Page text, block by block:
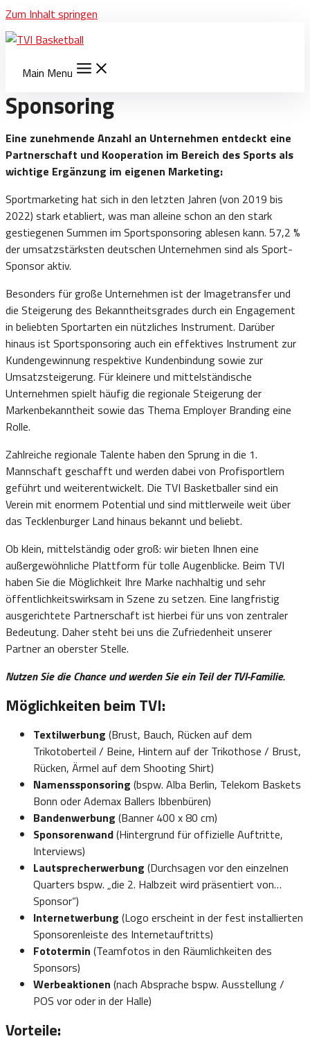
Zum Inhalt springen
Main Menu
Sponsoring
Eine zunehmende Anzahl an Unternehmen entdeckt eine
Partnerschaft und Kooperation im Bereich des Sports als
wichtige Ergänzung im eigenen Marketing:
Sportmarketing hat sich in den letzten Jahren (von 2019 bis
2022) stark etabliert, was man alleine schon an den stark
gestiegenen Summen im Sportsponsoring ablesen kann. 57,2 %
der umsatzstärksten deutschen Unternehmen sind als Sport-
Sponsor aktiv.
Besonders für große Unternehmen ist der Imagetransfer und
die Steigerung des Bekanntheitsgrades durch ein Engagement
in beliebten Sportarten ein nützliches Instrument. Darüber
hinaus ist Sportsponsoring auch ein effektives Instrument zur
Kundengewinnung respektive Kundenbindung sowie zur
Umsatzsteigerung. Für kleinere und mittelständische
Unternehmen spielt häufig die regionale Steigerung der
Markenbekanntheit sowie das Thema Employer Branding eine
Rolle.
Zahlreiche regionale Talente haben den Sprung in die 1.
Mannschaft geschafft und werden dabei von Profisportlern
geführt und weiterentwickelt. Die TVI Basketballer sind ein
Verein mit enormem Potential und sind mittlerweile weit über
das Tecklenburger Land hinaus bekannt und beliebt.
Ob klein, mittelständig oder groß: wir bieten Ihnen eine
außergewöhnliche Plattform für tolle Augenblicke. Beim TVI
haben Sie die Möglichkeit Ihre Marke nachhaltig und sehr
öffentlichkeitswirksam in Szene zu setzen. Eine langfristig
ausgerichtete Partnerschaft ist hierbei für uns von zentraler
Bedeutung. Daher steht bei uns die Zufriedenheit unserer
Partner an oberster Stelle.
Nutzen Sie die Chance und werden Sie ein Teil der TVI-Familie.
Möglichkeiten beim TVI:
Textilwerbung (Brust, Bauch, Rücken auf dem
Trikotoberteil / Beine, Hintern auf der Trikothose / Brust,
Rücken, Ärmel auf dem Shooting Shirt)
Namenssponsoring (bspw. Alba Berlin, Telekom Baskets
Bonn oder Ademax Ballers Ibbenbüren)
Bandenwerbung (Banner 400 x 80 cm)
Sponsorenwand(Hintergrund für offizielle Auftritte,
Interviews)
Lautsprecherwerbung (Durchsagen vor den einzelnen
Quarters bspw. „die 2. Halbzeit wird präsentiert von…
Sponsor“)
Internetwerbung (Logo erscheint in der fest installierten
Sponsorenleiste des Internetauftritts)
Fototermin (Teamfotos in den Räumlichkeiten des
Sponsors)
Werbeaktionen (nach Absprache bspw. Ausstellung /
POS vor oder in der Halle)
Vorteile: